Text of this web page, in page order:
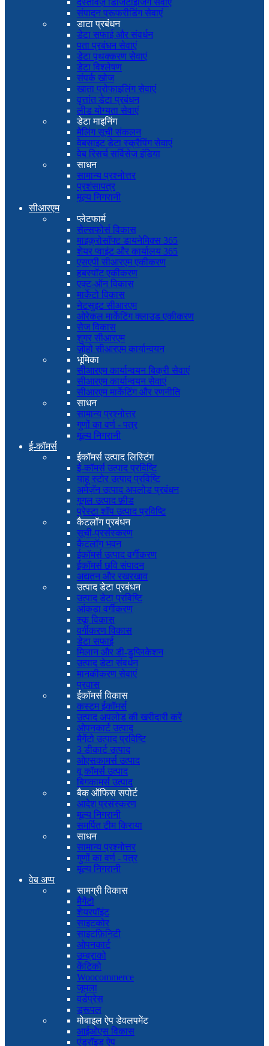
दस्तावेज़ डिजिटाइजिंग सेवाएं
संपादन प्रूफरीडिंग सेवाएं
डाटा प्रबंधन
डेटा सफाई और संवर्धन
पता प्रबंधन सेवाएं
डेटा पृथक्करण सेवाएं
डेटा विश्लेषण
संपर्क खोज
खाता प्रोफाइलिंग सेवाएं
वृत्तांत डेटा प्रबंधन
लीड योग्यता सेवाएं
डेटा माइनिंग
मेलिंग सूची संकलन
वेबसाइट डेटा स्क्रैपिंग सेवाएं
वेब रिसर्च सर्विसेज इंडिया
साधन
सामान्य प्रश्नोत्तर
प्रशंसापत्र
मूल्य निगरानी
सीआरएम
प्लेटफार्म
सेल्सफोर्स विकास
माइक्रोसॉफ्ट डायनेमिक्स 365
शेयर प्वाइंट और कार्यालय 365
एसएपी सीआरएम एकीकरण
हबस्पॉट एकीकरण
एक्ट-ऑन विकास
मार्केटो विकास
नेटसुइट सीआरएम
ओरेकल मार्केटिंग क्लाउड एकीकरण
सेज विकास
शुगर सीआरएम
ज़ोहो सीआरएम कार्यान्वयन
भूमिका
सीआरएम कार्यान्वयन बिक्री सेवाएं
सीआरएम कार्यान्वयन सेवाएं
सीआरएम मार्केटिंग और रणनीति
साधन
सामान्य प्रश्नोत्तर
गुणों का वर्ण - पत्र
मूल्य निगरानी
ई-कॉमर्स
ईकॉमर्स उत्पाद लिस्टिंग
ई-कॉमर्स उत्पाद प्रविष्टि
याहू स्टोर उत्पाद प्रविष्टि
अमेज़ॅन उत्पाद अपलोड प्रबंधन
गूगल उत्पाद फ़ीड
प्रेस्टा शॉप उत्पाद प्रविष्टि
कैटलॉग प्रबंधन
सूची-प्रसंस्करण
कैटलॉग भवन
ईकॉमर्स उत्पाद वर्गीकरण
ईकॉमर्स छवि संपादन
अद्यतन और रखरखाव
उत्पाद डेटा प्रबंधन
उत्पाद डेटा प्रविष्टि
आंकड़ा वर्गीकरण
स्कू विकास
वर्गीकरण विकास
डेटा सफाई
मिलान और डी-डुप्लिकेशन
उत्पाद डेटा संवर्धन
मानकीकरण सेवाएं
प्रवास
ईकॉमर्स विकास
कस्टम ईकॉमर्स
उत्पाद अपलोड की खरीदारी करें
ओपनकार्ट उत्पाद
मैगेंटो उत्पाद प्रविष्टि
3 डीकार्ट उत्पाद
ओएसकामर्स उत्पाद
वू कॉमर्स उत्पाद
बिगकामर्स उत्पाद
बैक ऑफिस सपोर्ट
आदेश प्रसंस्करण
मूल्य निगरानी
समर्पित टीम किराया
साधन
सामान्य प्रश्नोत्तर
गुणों का वर्ण - पत्र
मूल्य निगरानी
वेब अप्प
सामग्री विकास
मैगेंटो
शेयरपॉइंट
साइटकोर
साइटफ़िनिटी
ओपनकार्ट
उम्ब्राको
केंटिको
Woocommerce
जूमला
वर्डप्रेस
ड्रूपल
मोबाइल ऐप डेवलपमेंट
आईओएस विकास
एंड्रॉइड ऐप